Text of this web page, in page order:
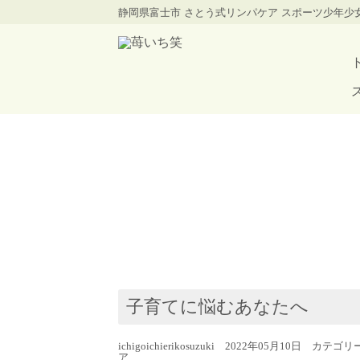
静岡県富士市 さとう式リンパケア スポーツ少年
子育てに悩むあなたへ
ichigoichierikosuzuki 2022年05月10日 カテゴリ
ア